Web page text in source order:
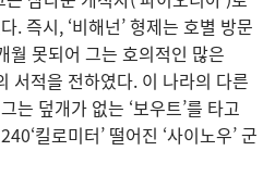
. 즉시, ‘비해넌’ 형제는 호별 방문
월 못되어 그는 호의적인 많은
서적을 전하였다. 이 나라의 다른
는 덮개가 없는 ‘보우트’를 타고
킬로미터’ 떨어진 ‘사이노우’ 군